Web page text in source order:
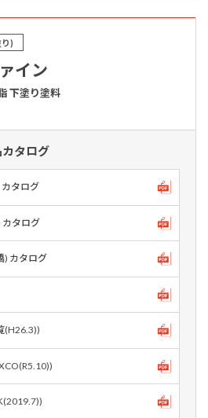
)
イン
下塗り塗料
タログ
カタログ
カタログ
) カタログ
(H26.3))